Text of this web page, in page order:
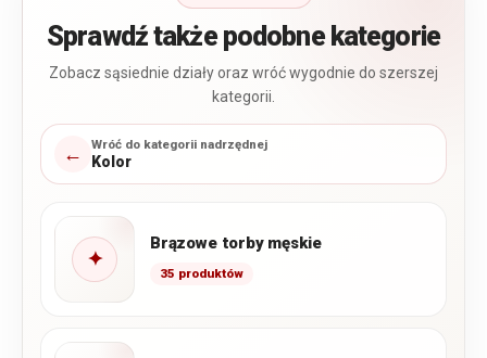
Sprawdź także podobne kategorie
Zobacz sąsiednie działy oraz wróć wygodnie do szerszej
kategorii.
← Wróć do kategorii nadrzędnej
Kolor
✦
Brązowe torby męskie
35 produktów